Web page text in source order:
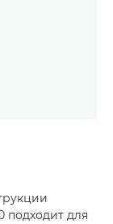
подходит для